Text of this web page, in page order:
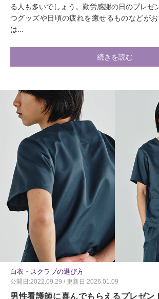
る人も多いでしょう。勤労感謝の日のプレゼ
つグッズや日頃の疲れを癒せるものなどが
は...
続きを読む
白衣・スクラブの選び方
公開日:2022.09.29 / 更新日:2026.01.09
男性看護師に喜んでもらえるプレゼン